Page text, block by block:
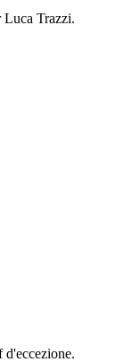
Luca Trazzi.